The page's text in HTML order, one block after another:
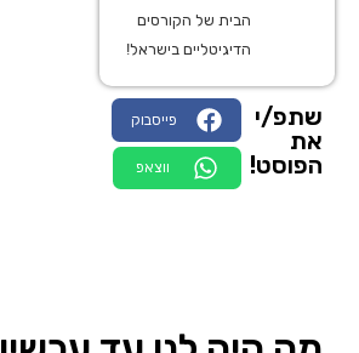
הבית של הקורסים
הדיגיטליים בישראל!
שתפ/י
את
הפוסט!
פייסבוק
ווצאפ